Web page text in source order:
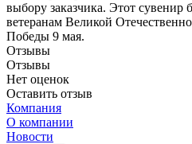
выбору заказчика. Этот сувенир
ветеранам Великой
Победы 9 мая.
Отзывы
Отзывы
Нет оценок
Оставить отзыв
Компания
О компании
Новости